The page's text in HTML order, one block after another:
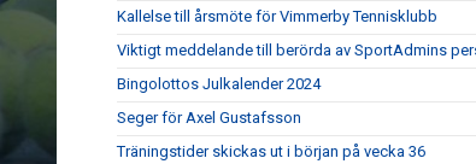
Kallelse till årsmöte för Vimmerby Tennisklubb
Viktigt meddelande till berörda av SportAdmins
Bingolottos Julkalender 2024
Seger för Axel Gustafsson
Träningstider skickas ut i början på vecka 36